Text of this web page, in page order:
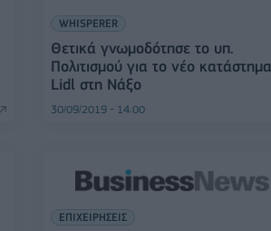
WHISPERER
Θετικά γνωμοδότησε το υπ.
Πολιτισμού για το νέο κατάστημα
Lidl στη Νάξο
30/09/2019 - 14:00
ΕΠΙΧΕΙΡΗΣΕΙΣ